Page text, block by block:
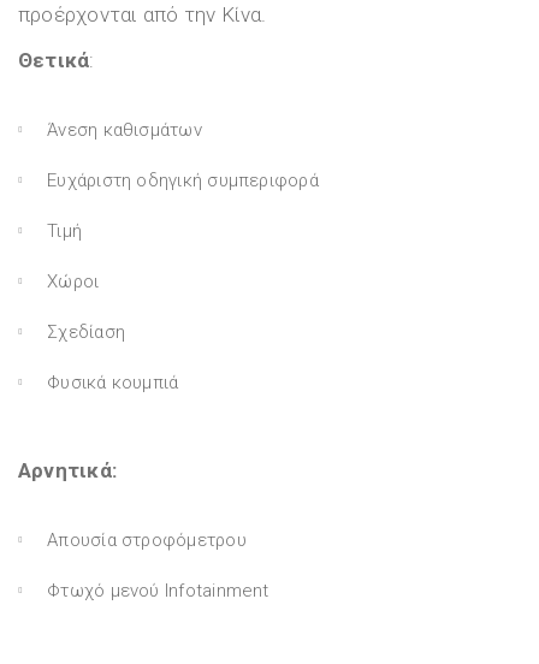
προέρχονται από την Κίνα.
Θετικά:
Άνεση καθισμάτων
Ευχάριστη οδηγική συμπεριφορά
Τιμή
Χώροι
Σχεδίαση
Φυσικά κουμπιά
Αρνητικά:
Απουσία στροφόμετρου
Φτωχό μενού Infotainment